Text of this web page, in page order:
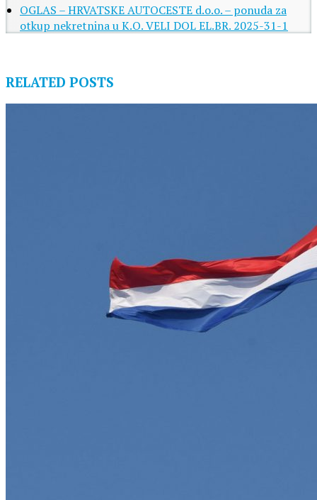
OGLAS – HRVATSKE AUTOCESTE d.o.o. – ponuda za
otkup nekretnina u K.O. VELI DOL EL.BR. 2025-31-1
RELATED POSTS